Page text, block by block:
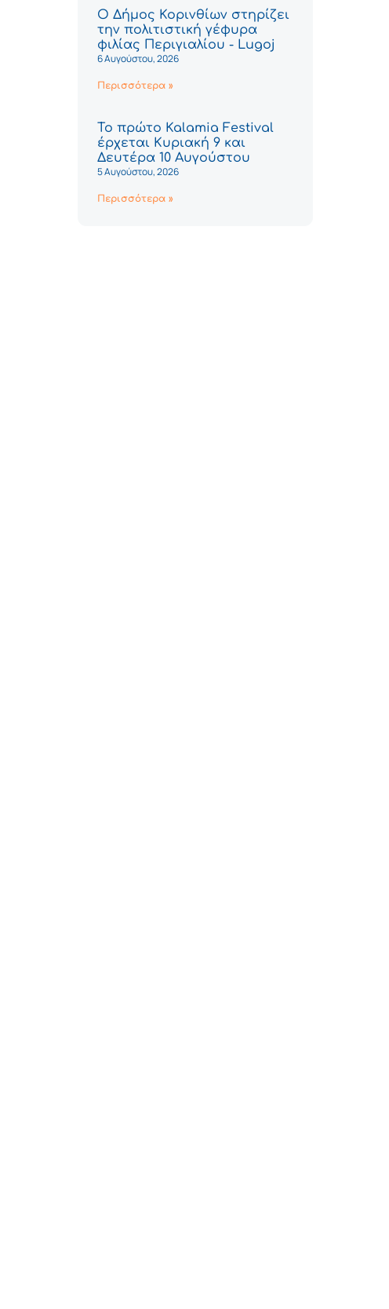
Ο Δήμος Κορινθίων στηρίζει
την πολιτιστική γέφυρα
φιλίας Περιγιαλίου - Lugoj
6 Αυγούστου, 2026
Περισσότερα »
Το πρώτο Kalamia Festival
έρχεται Κυριακή 9 και
Δευτέρα 10 Αυγούστου
5 Αυγούστου, 2026
Περισσότερα »